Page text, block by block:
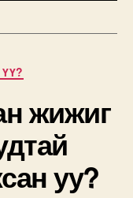
жижиг
уу?